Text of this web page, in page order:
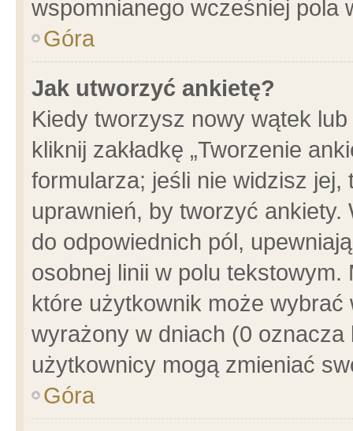
wspomnianego wcześniej pola
Góra
Jak utworzyć ankietę?
Kiedy tworzysz nowy wątek
kliknij zakładkę „Tworzenie
formularza; jeśli nie widzisz
uprawnień, by tworzyć ankiety.
do odpowiednich pól,
osobnej linii w polu
które użytkownik może
wyrażony w dniach (0
użytkownicy mogą zmieniać
Góra